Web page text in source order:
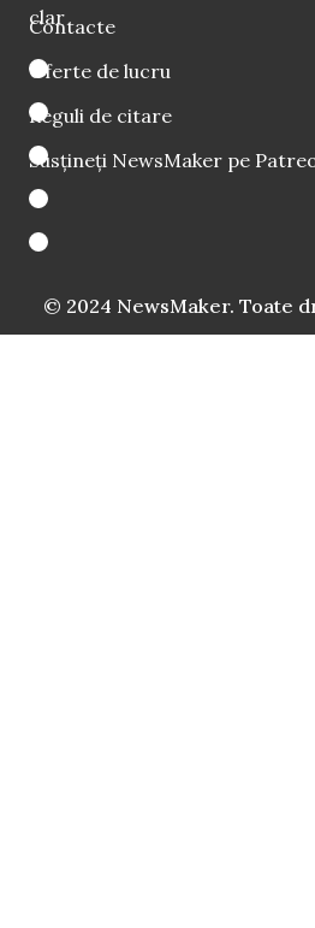
clar
Contacte
Oferte de lucru
Reguli de citare
Susțineți NewsMaker pe
© 2024 NewsMaker. Toate